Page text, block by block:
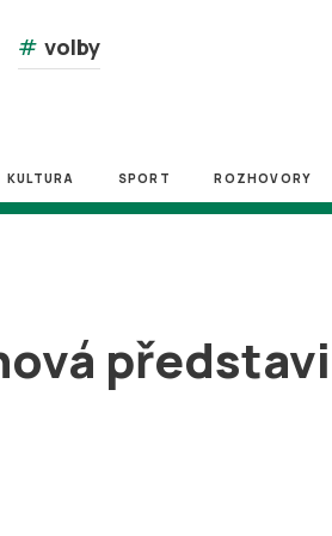
# volby
KULTURA SPORT ROZHOVORY